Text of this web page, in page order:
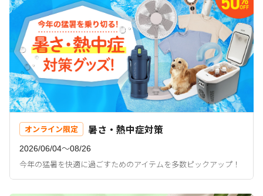
オンライン限定 暑さ・熱中症対策
2026/06/04〜08/26
今年の猛暑を快適に過ごすためのアイテムを多数ピックアップ！